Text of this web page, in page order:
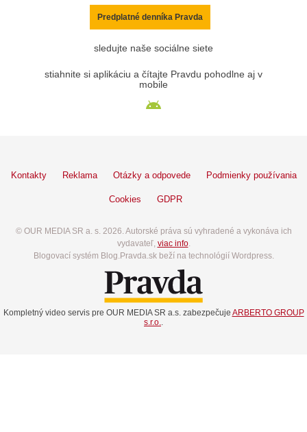
Predplatné denníka Pravda
sledujte naše sociálne siete
stiahnite si aplikáciu a čítajte Pravdu pohodlne aj v
mobile
Kontakty Reklama Otázky a odpovede Podmienky používania
Cookies GDPR
© OUR MEDIA SR a. s. 2026. Autorské práva sú vyhradené a vykonáva ich
vydavateľ, viac info.
Blogovací systém Blog.Pravda.sk beží na technológií Wordpress.
Kompletný video servis pre OUR MEDIA SR a.s. zabezpečuje ARBERTO GROUP
s.r.o..